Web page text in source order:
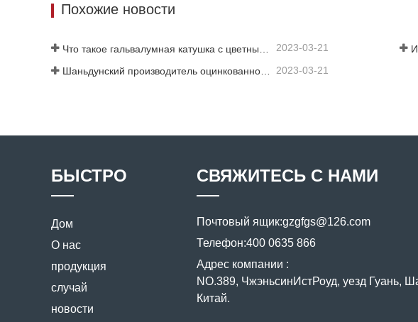
Похожие новости
2023-03-21
2023-03-21
БЫСТРО
Дом
О нас
продукция
случай
новости
СВЯЖИТЕСЬ С НАМИ
Почтовый ящик:gzgfgs@126.com
Телефон:400 0635 866
Адрес компании :
NO.389, ЧжэньсинИстРоуд, уезд Гуань,
Китай.